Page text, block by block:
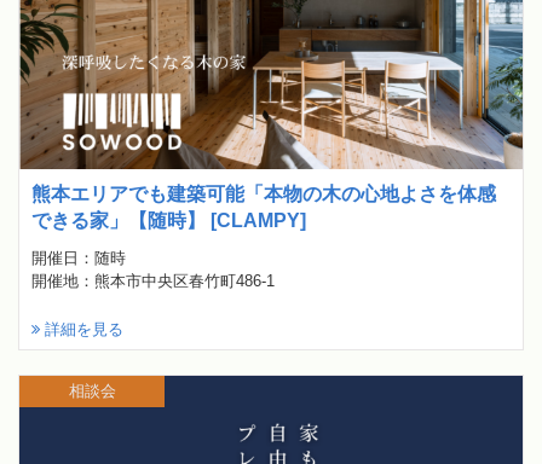
熊本エリアでも建築可能「本物の木の心地よさを体感
できる家」【随時】 [CLAMPY]
開催日：随時
開催地：熊本市中央区春竹町486-1
詳細を見る
相談会